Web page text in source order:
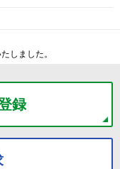
しました。
録